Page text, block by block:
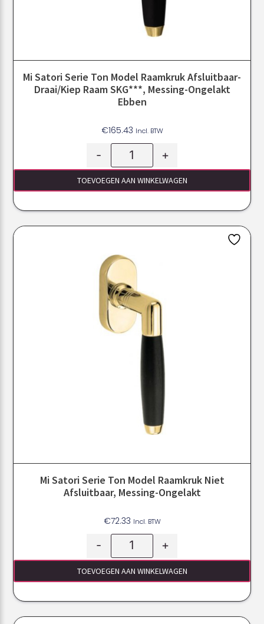
Mi Satori Serie Ton Model Raamkruk Afsluitbaar-
Draai/kiep Raam SKG***, Messing-Ongelakt
Ebben
€165.43 Incl. BTW
- +
TOEVOEGEN AAN WINKELWAGEN
Mi Satori Serie Ton Model Raamkruk Niet
Afsluitbaar, Messing-Ongelakt
€72.33 Incl. BTW
- +
TOEVOEGEN AAN WINKELWAGEN